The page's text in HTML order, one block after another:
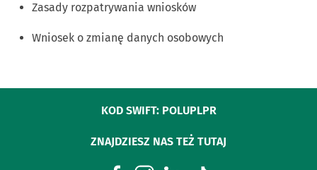
Zasady rozpatrywania wniosków
Wniosek o zmianę danych osobowych
KOD SWIFT: POLUPLPR
ZNAJDZIESZ NAS TEŻ TUTAJ